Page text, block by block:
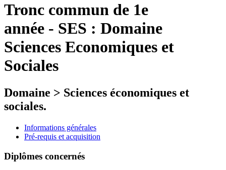
Tronc commun de 1e
année - SES : Domaine
Sciences Economiques et
Sociales
Domaine > Sciences économiques et
sociales.
Informations générales
Pré-requis et acquisition
Diplômes concernés